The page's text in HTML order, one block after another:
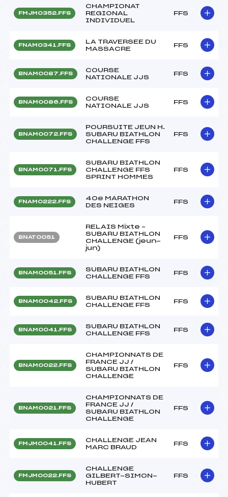
FMJM0352.FFS
CHAMPIONAT
REGIONAL
INDIVIDUEL
FFS
FNAM0341.FFS
LA TRAVERSEE DU
MASSACRE
FFS
BNAM0087.FFS
COURSE
NATIONALE JJS
FFS
BNAM0086.FFS
COURSE
NATIONALE JJS
FFS
BNAM0072.FFS
POURSUITE JEUN H.
SUBARU BIATHLON
CHALLENGE FFS
FFS
BNAM0071.FFS
SUBARU BIATHLON
CHALLENGE FFS
SPRINT HOMMES
FFS
FNAM0222.FFS
40e MARATHON
DES NEIGES
FFS
BNAT0051
RELAIS Mixte –
SUBARU BIATHLON
CHALLENGE (jeun-
jun)
FFS
BNAM0051.FFS
SUBARU BIATHLON
CHALLENGE FFS
FFS
BNAM0042.FFS
SUBARU BIATHLON
CHALLENGE FFS
FFS
BNAM0041.FFS
SUBARU BIATHLON
CHALLENGE FFS
FFS
BNAM0022.FFS
CHAMPIONNATS DE
FRANCE JJ /
SUBARU BIATHLON
CHALLENGE
FFS
BNAM0021.FFS
CHAMPIONNATS DE
FRANCE JJ /
SUBARU BIATHLON
CHALLENGE
FFS
FMJM0041.FFS
CHALLENGE JEAN
MARC BRAUD
FFS
FMJM0022.FFS
CHALLENGE
GILBERT-SIMON-
HUBERT
FFS